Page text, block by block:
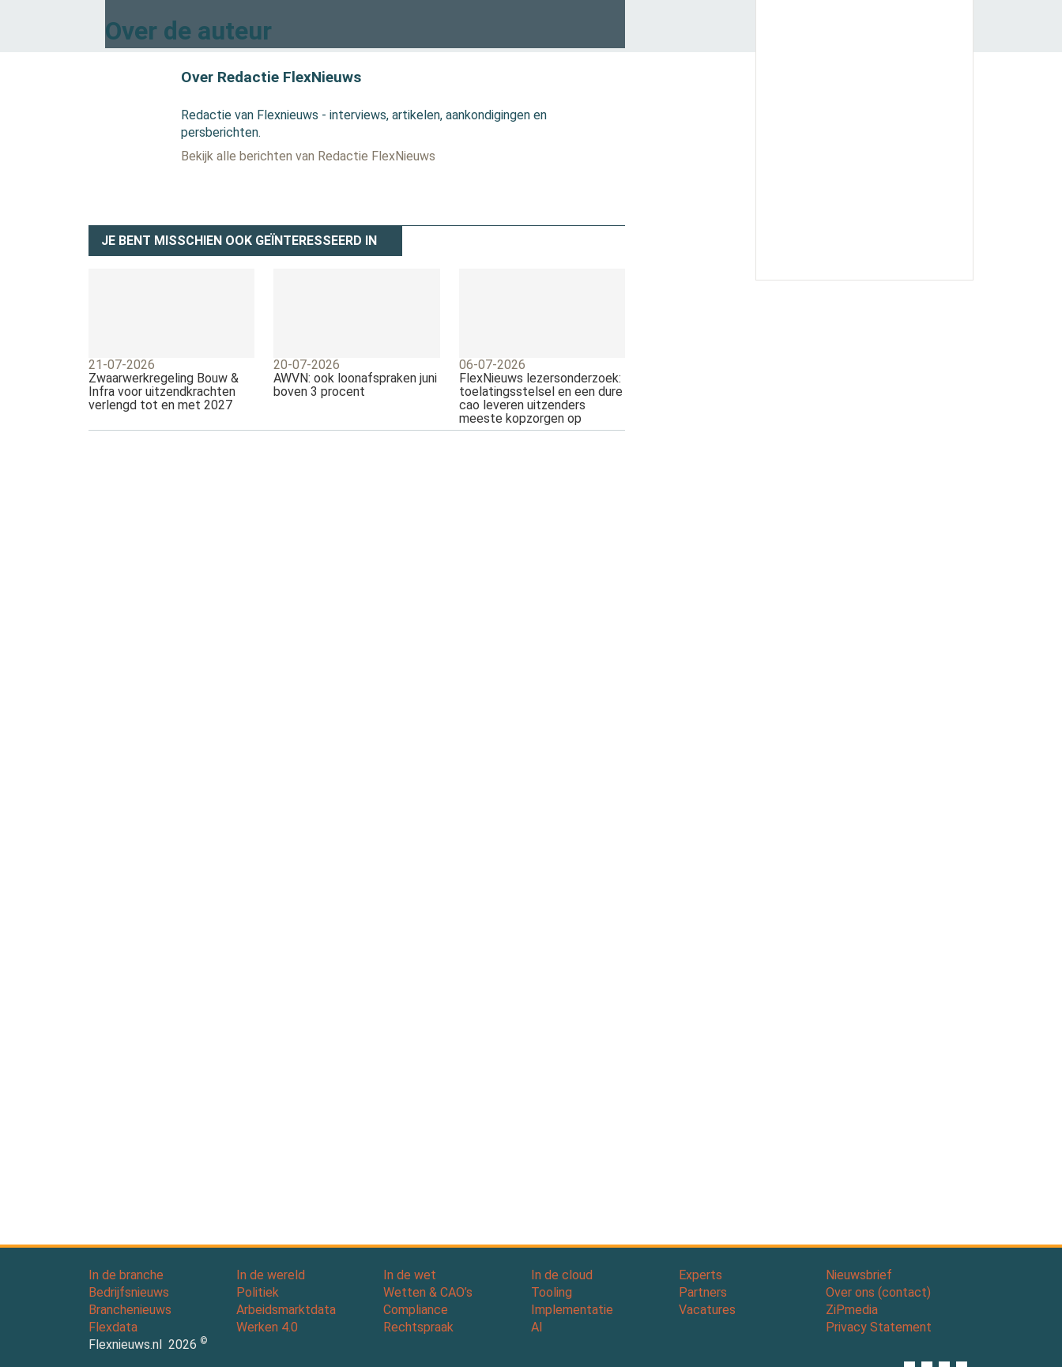
Over de auteur
Over Redactie FlexNieuws
Redactie van Flexnieuws - interviews, artikelen, aankondigingen en
persberichten.
Bekijk alle berichten van Redactie FlexNieuws
JE BENT MISSCHIEN OOK GEÏNTERESSEERD IN
21-07-2026
Zwaarwerkregeling Bouw &
Infra voor uitzendkrachten
verlengd tot en met 2027
20-07-2026
AWVN: ook loonafspraken juni
boven 3 procent
06-07-2026
FlexNieuws lezersonderzoek:
toelatingsstelsel en een dure
cao leveren uitzenders
meeste kopzorgen op
In de branche
Bedrijfsnieuws
Branchenieuws
Flexdata
In de wereld
Politiek
Arbeidsmarktdata
Werken 4.0
In de wet
Wetten & CAO’s
Compliance
Rechtspraak
In de cloud
Tooling
Implementatie
AI
Experts
Partners
Vacatures
Nieuwsbrief
Over ons (contact)
ZiPmedia
Privacy Statement
Flexnieuws.nl
2026 ©